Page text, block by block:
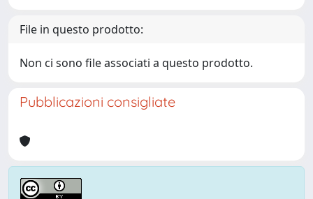
File in questo prodotto:
Non ci sono file associati a questo prodotto.
Pubblicazioni consigliate